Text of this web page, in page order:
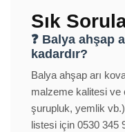
Sık
❓ Balya ahşap
kadardır?
Balya ahşap arı
malzeme kalitesi ve
şurupluk, yemlik
listesi için 0530 345